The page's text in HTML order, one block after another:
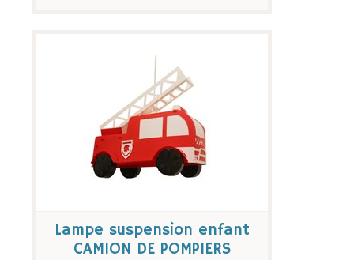
Lampe suspension enfant
CAMION DE POMPIERS